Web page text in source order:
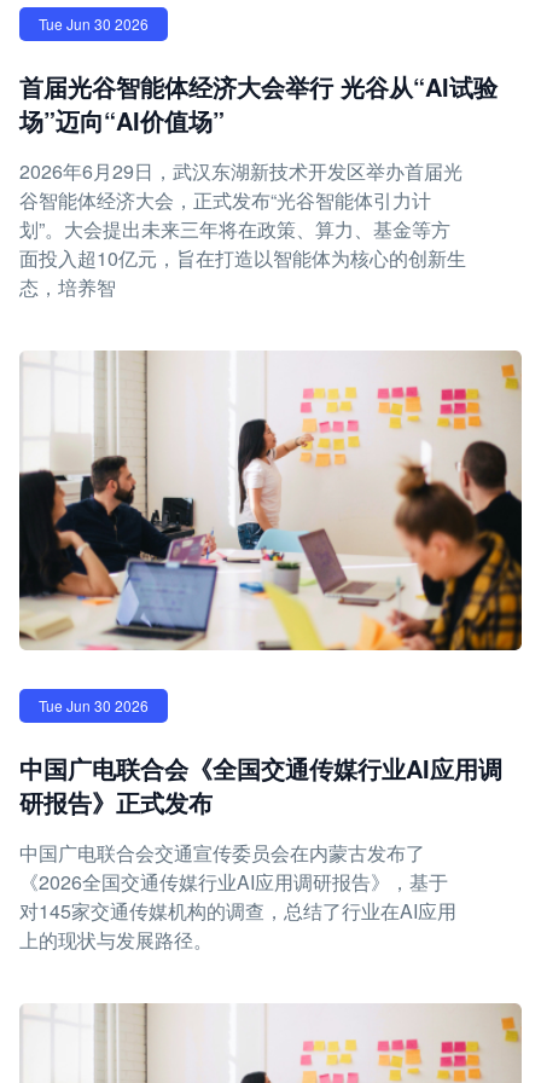
Tue Jun 30 2026
首届光谷智能体经济大会举行 光谷从“AI试验
场”迈向“AI价值场”
2026年6月29日，武汉东湖新技术开发区举办首届光
谷智能体经济大会，正式发布“光谷智能体引力计
划”。大会提出未来三年将在政策、算力、基金等方
面投入超10亿元，旨在打造以智能体为核心的创新生
态，培养智
Tue Jun 30 2026
中国广电联合会《全国交通传媒行业AI应用调
研报告》正式发布
中国广电联合会交通宣传委员会在内蒙古发布了
《2026全国交通传媒行业AI应用调研报告》，基于
对145家交通传媒机构的调查，总结了行业在AI应用
上的现状与发展路径。